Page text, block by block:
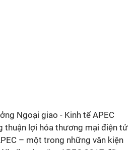
Ngoại giao - Kinh tế APEC
thuận lợi hóa thương mại điện tử
– một trong những văn kiện